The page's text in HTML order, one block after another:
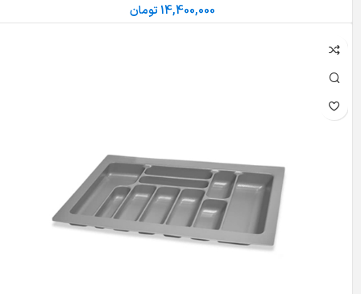
14,400,000تومان